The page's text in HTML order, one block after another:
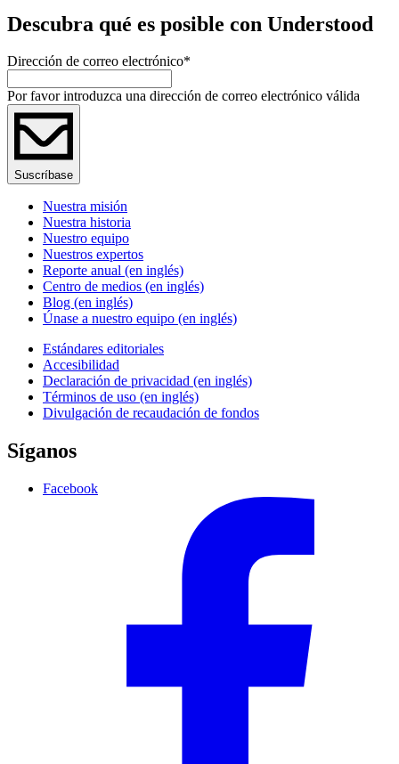
Descubra qué es posible con Understood
Dirección de correo electrónico*
Por favor introduzca una dirección de correo electrónico válida
Suscríbase
Nuestra misión
Nuestra historia
Nuestro equipo
Nuestros expertos
Reporte anual (en inglés)
Centro de medios (en inglés)
Blog (en inglés)
Únase a nuestro equipo (en inglés)
Estándares editoriales
Accesibilidad
Declaración de privacidad (en inglés)
Términos de uso (en inglés)
Divulgación de recaudación de fondos
Síganos
Facebook